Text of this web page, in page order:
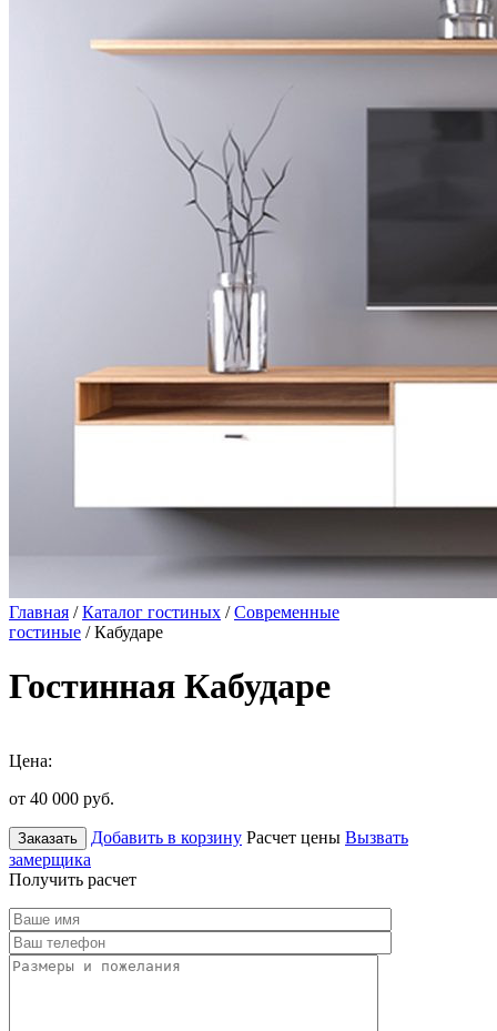
Главная /Каталог гостиных /Современные
гостиные / Кабударе
Гостинная Кабударе
Цена:
от 40 000 руб.
Заказать Добавить в корзину Расчет цены Вызвать
замерщика
Получить расчет